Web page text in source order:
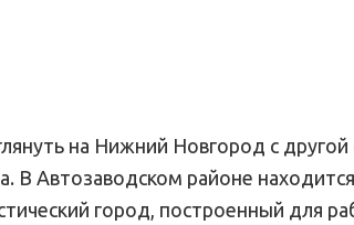
на Нижний Новгород с
В Автозаводском районе находится
город, построенный для